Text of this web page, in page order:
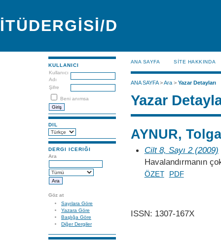
İTÜDERGİSİ/D
KULLANICI
Kullanıcı
Adı
Şifre
Beni anımsa
DIL
DERGI ICERIĞI
Ara
Göz at
Sayılara Göre
Yazara Göre
Başlığa Göre
Diğer Dergiler
ANA SAYFA SİTE HAKKINDA
ANA SAYFA>Ara> Yazar Detayları
Yazar
AYNUR,
Cilt 8, Sayı 2 (2009)
Havalandırmanın
ÖZET PDF
ISSN: 1307-167X